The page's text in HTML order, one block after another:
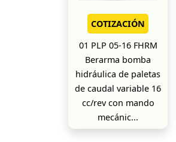
COTIZACIÓN
01 PLP 05-16 FHRM
Berarma bomba
hidráulica de paletas
de caudal variable 16
cc/rev con mando
mecánic...